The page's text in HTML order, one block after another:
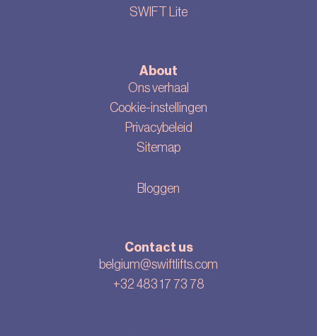
SWIFT Lite
About
Ons verhaal
Cookie-instellingen
Privacybeleid
Sitemap
Bloggen
Contact us
belgium@swiftlifts.com
+32 483 17 73 78